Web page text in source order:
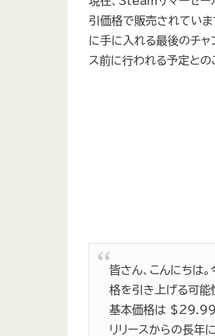
引価格で販売されてい
に手に入れる最後のチャ
ス前に行われる予定との
皆さん、こんにちは
格を引き上げる可能
基本価格は $29.99
リリースからの長年